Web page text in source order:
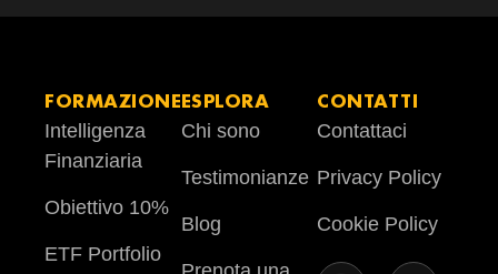
FORMAZIONE
Intelligenza
Finanziaria
Obiettivo 10%
ETF Portfolio
ESPLORA
Chi sono
Testimonianze
Blog
CONTATTI
Contattaci
Privacy Policy
Cookie Policy